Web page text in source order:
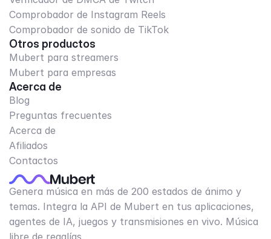
Comprobador de Instagram Reels
Comprobador de sonido de TikTok
Otros productos
Mubert para streamers
Mubert para empresas
Acerca de
Blog
Preguntas frecuentes
Acerca de
Afiliados
Contactos
Genera música en más de 200 estados de ánimo y
temas. Integra la API de Mubert en tus aplicaciones,
agentes de IA, juegos y transmisiones en vivo. Música
libre de regalías.